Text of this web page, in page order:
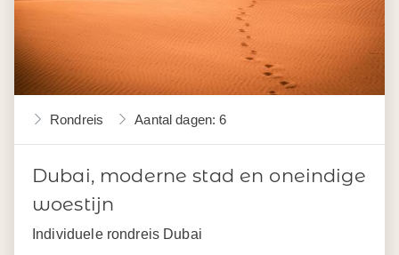
Rondreis Aantal dagen: 6
Dubai, moderne stad en oneindige
woestijn
Individuele rondreis Dubai